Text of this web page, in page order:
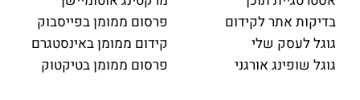
בדיקות אתר לקידום
גוגל לעסק שלי
גוגל שופינג אורגני
פרסום ממומן בפייסבוק
קידום ממומן באינסטגרם
פרסום ממומן בטיקטוק